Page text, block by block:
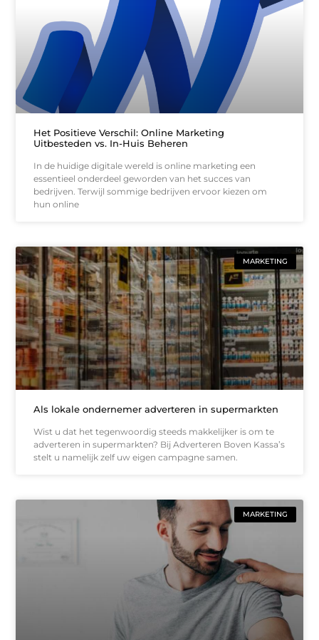
Het Positieve Verschil: Online Marketing
Uitbesteden vs. In-Huis Beheren
In de huidige digitale wereld is online marketing een
essentieel onderdeel geworden van het succes van
bedrijven. Terwijl sommige bedrijven ervoor kiezen om
hun online
MARKETING
Als lokale ondernemer adverteren in supermarkten
Wist u dat het tegenwoordig steeds makkelijker is om te
adverteren in supermarkten? Bij Adverteren Boven Kassa’s
stelt u namelijk zelf uw eigen campagne samen.
MARKETING